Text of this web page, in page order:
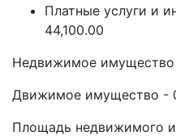
Платные услуги и
44,100.00
Недвижимое имущество
Движимое имущество -
Площадь недвижимого